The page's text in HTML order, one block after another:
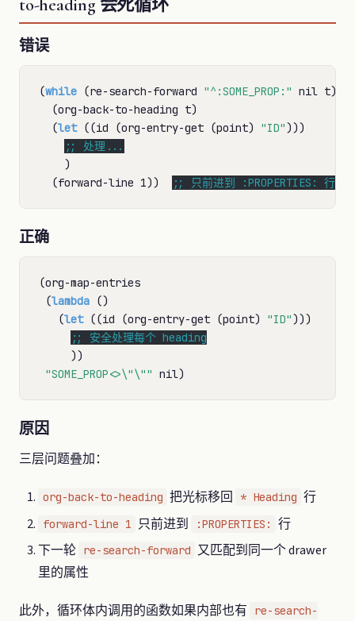
to-heading 会死循环
错误
(while (re-search-forward "^:SOME_PROP:" nil t)
  (org-back-to-heading t)
  (
let ((id (org-entry-get (point) "ID")))
;;
    )
  (forward-line 1))
;; 只前进到 :PROPERTIES: 行，
正确
(org-map-entries
(lambda ()
   (
let ((id (org-entry-get (point) "ID")))
;;
     ))
"SOME_PROP<>\"\""
原因
三层问题叠加：
org-back-to-heading 把光标移回 * Heading 行
forward-line 1 只前进到 :PROPERTIES:
行
下一轮 re-search-forward 又匹配到同一个 drawer
里的属性
此外，循环体内调用的函数如果内部也有
re-search-